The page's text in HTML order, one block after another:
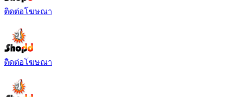
ติดต่อโฆษณา
ติดต่อโฆษณา